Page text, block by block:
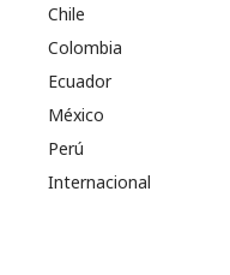
Chile
Colombia
Ecuador
México
Perú
Internacional